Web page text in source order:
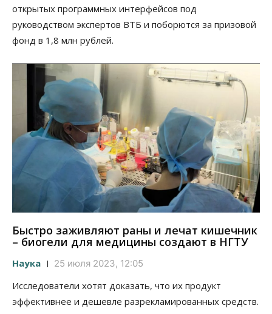
открытых программных интерфейсов под
руководством экспертов ВТБ и поборются за призовой
фонд в 1,8 млн рублей.
Быстро заживляют раны и лечат кишечник
– биогели для медицины создают в НГТУ
Наука 25 июля 2023, 12:05
Исследователи хотят доказать, что их продукт
эффективнее и дешевле разрекламированных средств.